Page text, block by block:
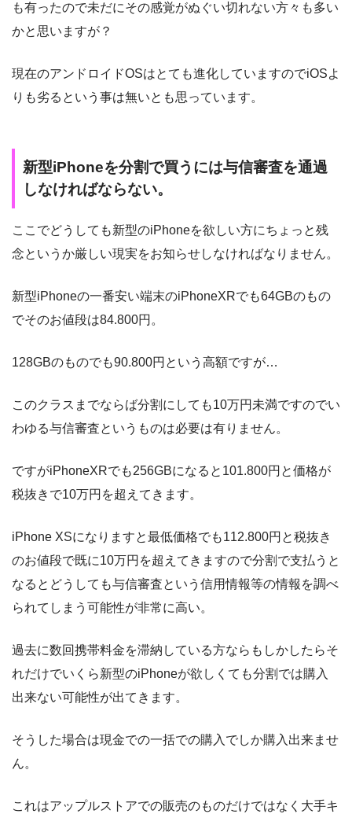
も有ったので未だにその感覚がぬぐい切れない方々も多い
かと思いますが？
現在のアンドロイドOSはとても進化していますのでiOSよ
りも劣るという事は無いとも思っています。
新型iPhoneを分割で買うには与信審査を通過
しなければならない。
ここでどうしても新型のiPhoneを欲しい方にちょっと残
念というか厳しい現実をお知らせしなければなりません。
新型iPhoneの一番安い端末のiPhoneXRでも64GBのもの
でそのお値段は84.800円。
128GBのものでも90.800円という高額ですが…
このクラスまでならば分割にしても10万円未満ですのでい
わゆる与信審査というものは必要は有りません。
ですがiPhoneXRでも256GBになると101.800円と価格が
税抜きで10万円を超えてきます。
iPhone XSになりますと最低価格でも112.800円と税抜き
のお値段で既に10万円を超えてきますので分割で支払うと
なるとどうしても与信審査という信用情報等の情報を調べ
られてしまう可能性が非常に高い。
過去に数回携帯料金を滞納している方ならもしかしたらそ
れだけでいくら新型のiPhoneが欲しくても分割では購入
出来ない可能性が出てきます。
そうした場合は現金での一括での購入でしか購入出来ませ
ん。
これはアップルストアでの販売のものだけではなく大手キ